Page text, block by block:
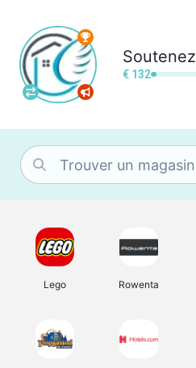
Soutenez
€ 132
Lego Rowenta